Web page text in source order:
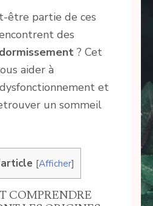
être partie de ces
des
? Cet
aider à
et
un sommeil
[Afficher]
COMPRENDRE